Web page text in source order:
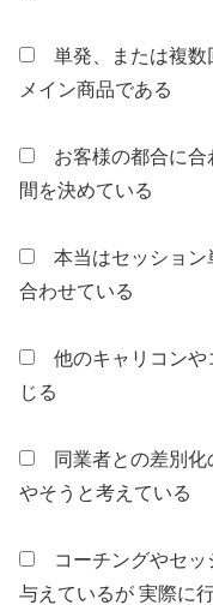
単発、または複数
メイン商品である
お客様の都合に合
間を決めている
本当はセッション
合わせている
他のキャリコンや
じる
同業者との差別化
やそうと考えている
コーチングやセッ
与えているが 実際に